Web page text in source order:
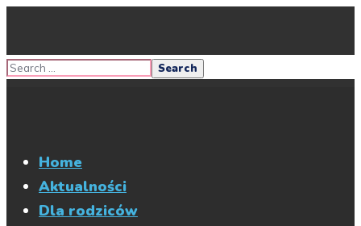
Home
Aktualności
Dla rodziców